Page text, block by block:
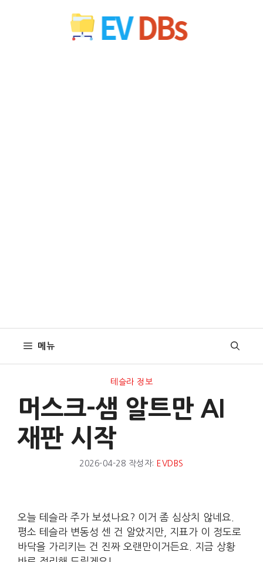
메뉴
테슬라 정보
머스크-샘 알트만 AI
재판 시작
2026-04-28 작성자: EVDBS
오늘 테슬라 주가 보셨나요? 이거 좀 심상치 않네요.
평소 테슬라 변동성 센 건 알았지만, 지표가 이 정도로
바닥을 가리키는 건 진짜 오랜만이거든요. 지금 상황